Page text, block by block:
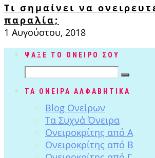
Τι σημαίνει να
παραλία;
1 Αυγούστου, 2018
ΨΑΞΕ ΤΟ ΟΝΕΙΡΟ ΣΟΥ
ΤΑ ΟΝΕΙΡΑ ΑΛΦΑΒΗΤΙΚΑ
Blog Ονείρων
Tα Συχνά Όνειρα
Ονειροκρίτης από Α
Ονειροκρίτης από Β